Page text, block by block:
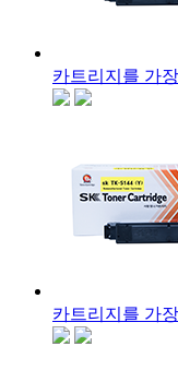
카트리지를 가
카트리지를 가